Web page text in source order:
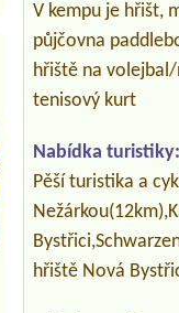
V kempu je hřišt,
půjčovna
hřiště na
tenisový kurt
Nabídka turistiky:
Pěší turistika a
hřiště Nová